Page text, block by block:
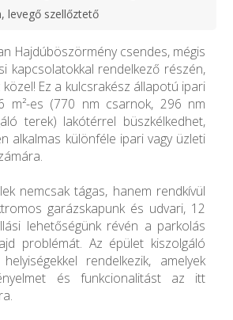
levegő szellőztető
Hajdúböszörmény csendes, mégis
kapcsolatokkal rendelkező részén,
Ez a kulcsrakész állapotú ipari
m²-es (770 nm csarnok, 296 nm
terek) lakótérrel büszkélkedhet,
alkalmas különféle ipari vagy üzleti
nemcsak tágas, hanem rendkívül
garázskapunk és udvari, 12
lehetőségünk révén a parkolás
problémát. Az épület kiszolgáló
rendelkezik, amelyek
és funkcionalitást az itt